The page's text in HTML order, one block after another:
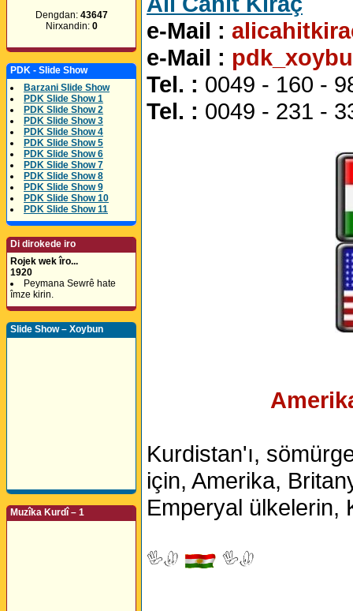
Dengdan: 43647
Nirxandin: 0
PDK - Slide Show
Barzani Slide Show
PDK Slide Show 1
PDK Slide Show 2
PDK Slide Show 3
PDK Slide Show 4
PDK Slide Show 5
PDK Slide Show 6
PDK Slide Show 7
PDK Slide Show 8
PDK Slide Show 9
PDK Slide Show 10
PDK Slide Show 11
Di dirokede iro
Rojek wek îro...
1920
Peymana Sewrê hate
îmze kirin.
Slide Show – Xoybun
Muzîka Kurdî – 1
e-Mail :
e-Mail :
Tel. : 0049 - 160 -
Tel. : 0049 - 231 -
Kurdistan'ı,
için, Amerika,
Emperyal ülkelerin,